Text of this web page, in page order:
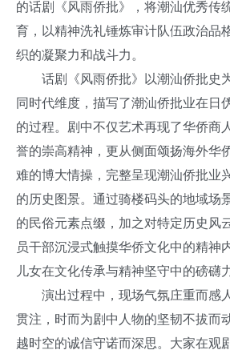
的话剧《风雨侨批》，将潮汕优秀传
育，以精神洗礼锤炼审计队伍政治品
织的凝聚力和战斗力。
话剧《风雨侨批》以潮汕侨批史
同时代维度，描写了潮汕侨批业在日
的过程。剧中不仅艺术再现了华侨商
誉的崇高精神，更从侧面颂扬海外华
难的博大情操，完整呈现潮汕侨批业
的历史图景。通过骑楼码头的地域场
的民俗元素点缀，加之对特定历史风
员干部沉浸式触摸华侨文化中的精神
儿女在文化传承与精神坚守中的磅礴
演出过程中，现场气氛庄重而感
贯注，时而为剧中人物的坚韧不拔而
越时空的诚信守诺而深思。大家在观